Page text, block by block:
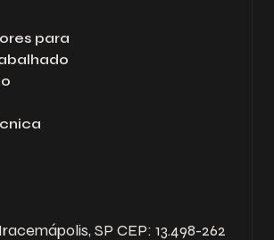
para
SP CEP: 13.498-262